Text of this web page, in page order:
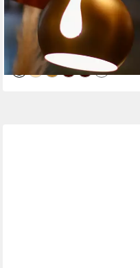
Schwarz
539,00 €
UVP 598,00 €
-10%
lieferbar - in 5-6 Werktagen bei dir